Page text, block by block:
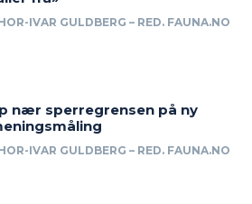
IVAR GULDBERG – RED. FAUNA.NO
nær sperregrensen på ny
IVAR GULDBERG – RED. FAUNA.NO